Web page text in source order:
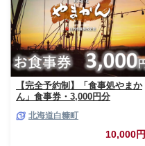
【完全予約制】「食事処やまか
ん」食事券・3,000円分
北海道白糠町
10,000円